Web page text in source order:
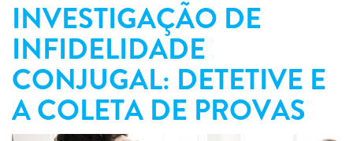
INVESTIGAÇÃO DE
INFIDELIDADE
CONJUGAL: DETETIVE E
A COLETA DE PROVAS